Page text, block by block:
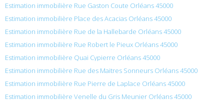
Estimation immobilière Rue Gaston Coute Orléans 45000
Estimation immobilière Place des Acacias Orléans 45000
Estimation immobilière Rue de la Hallebarde Orléans 45000
Estimation immobilière Rue Robert le Pieux Orléans 45000
Estimation immobilière Quai Cypierre Orléans 45000
Estimation immobilière Rue des Maitres Sonneurs Orléans 45000
Estimation immobilière Rue Pierre de Laplace Orléans 45000
Estimation immobilière Venelle du Gris Meunier Orléans 45000